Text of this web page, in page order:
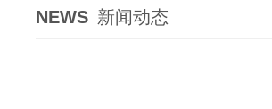
NEWS 新闻动态